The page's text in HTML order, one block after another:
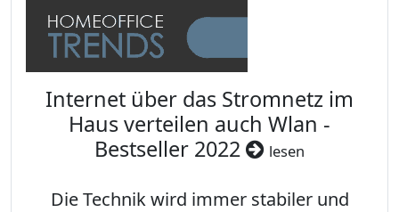
Internet über das Stromnetz im
Haus verteilen auch Wlan -
Bestseller 2022
lesen
Die Technik wird immer stabiler und